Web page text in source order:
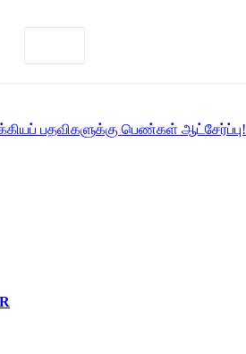
பதவிகளுக்கு பெண்கள் ஆட்சேர்ப்பு!